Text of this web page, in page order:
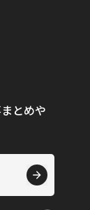
とめや